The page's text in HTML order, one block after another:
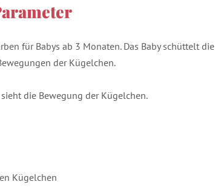
für Babys ab 3 Monaten. Das Baby schüttelt die
der Kügelchen.
die Bewegung der Kügelchen.
Kügelchen